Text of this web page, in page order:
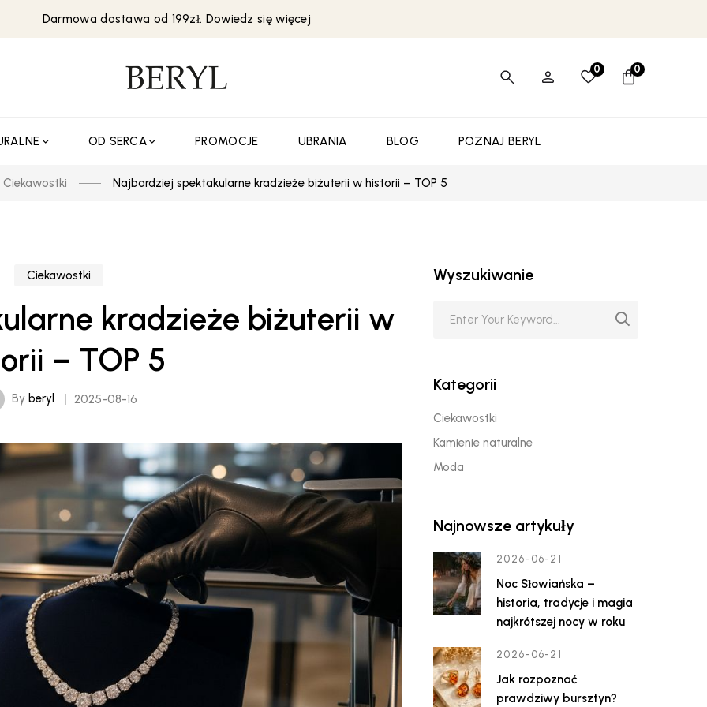
Darmowa dostawa od 199zł. Dowiedz się więcej
0 0
OD SERCA PROMOCJE UBRANIA BLOG POZNAJ BERYL
Ciekawostki Najbardziej spektakularne kradzieże biżuterii w historii – TOP 5
Ciekawostki
kradzieże biżuterii w
– TOP 5
By beryl 2025-08-16
Wyszukiwanie
Kategorii
Ciekawostki
Kamienie naturalne
Moda
Najnowsze artykuły
2026-06-21
Noc Słowiańska –
historia, tradycje i magia
najkrótszej nocy w roku
2026-06-21
Jak rozpoznać
prawdziwy bursztyn?